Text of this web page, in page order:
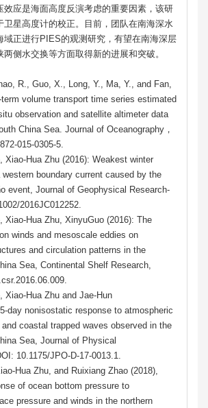
效应是海面高度反演考虑的重要因素，该研
卫星高度计的校正。目前，团队在南海深水
域正进行PIES的观测研究，有望在南海深层
侧水交换等方面取得新的进展和突破。
R., Guo, X., Long, Y., Ma, Y., and Fan,
volume transport time series estimated
observation and satellite altimeter data
China Sea. Journal of Oceanography，
015-0305-5.
Xiao-Hua Zhu (2016): Weakest winter
boundary current caused by the
event, Journal of Geophysical Research-
2016JC012252.
Xiao-Hua Zhu, XinyuGuo (2016): The
winds and mesoscale eddies on
and circulation patterns in the
Sea, Continental Shelf Research,
Xiao-Hua Zhu and Jae-Hun
day nonisostatic response to atmospheric
coastal trapped waves observed in the
Sea, Journal of Physical
10.1175/JPO-D-17-0013.1.
Hua Zhu, and Ruixiang Zhao (2018),
of ocean bottom pressure to
pressure and winds in the northern